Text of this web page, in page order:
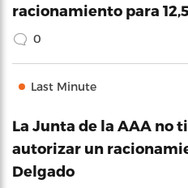
racionamiento para
0
Last Minute
La Junta de la AAA no
autorizar un
Delgado